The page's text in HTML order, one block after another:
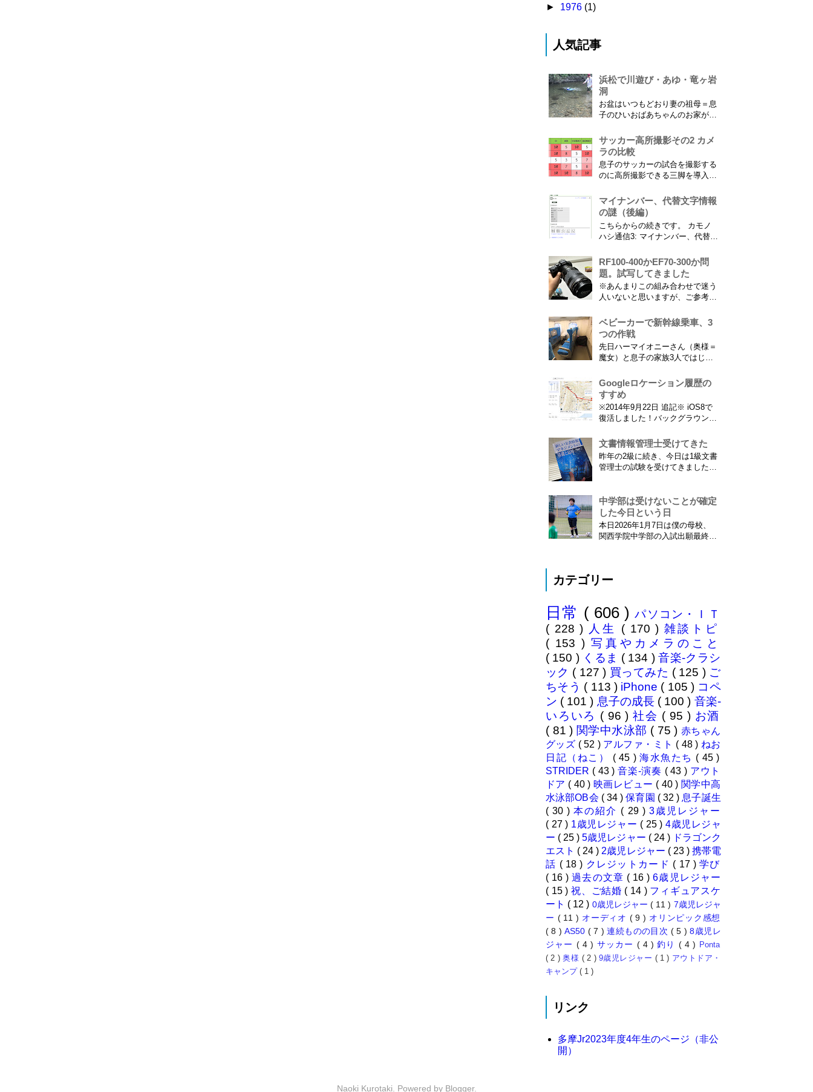
► 1976 (1)
人気記事
浜松で川遊び・あゆ・竜ヶ岩
洞
お盆はいつもどおり妻の祖母＝息
子のひいおばあちゃんのお家があ
ばあちゃんがご健在なのはとって
もありがたいことです。 5歳vs88
歳 ひいおばあちゃんとの対決！
カモノハシ通信3 神宮寺川で水遊
び、下の方に動画も付けてます
サッカー高所撮影その2 カメ
ラの比較
息子のサッカーの試合を撮影する
のに高所撮影できる三脚を導入し
さからフィールド全体（少年用な
ので大人用の半分の大きさです）
を撮影できればカメラを放置して
の撮影ができますし、選手のポジ
ショニングを俯瞰で見てあとから
問題...
マイナンバー、代替文字情報
の謎（後編）
こちらからの続きです。 カモノ
ハシ通信3: マイナンバー、代替文
供の名前に使える漢字には制限が
あります。たまに使える漢字が増
えたり減ったりしてニュースにな
ってますよね。（2015年１月には
「巫」の字が人名漢字に追加され
RF100-400かEF70-300か問
題。試写してきました
※あんまりこの組み合わせで迷う
人いないと思いますが、ご参考に
とにご注意ください。 息子がサ
ッカーを始めたことで望遠レンズ
をつけての撮影機会がまた増えて
きました。使っているのは EF70-
300mm F4-5.6 IS USM というレ
ベビーカーで新幹線乗車、3
つの作戦
先日ハーマイオニーさん（奥様＝
魔女）と息子の家族3人ではじめ
た。息子はまだ8ヶ月なので基本
ヒザの上なのですが、問題はベビ
ーカーをどうするか。色々事前に
調べたことと、実際に乗ってわか
ったことをご報告いたします！ ※
ので...
Googleロケーション履歴の
すすめ
※2014年9月22日 追記※ iOS8で
復活しました！バックグラウンド
iPhone 6 Plusで確認しました。
カモノハシ通信3: Googleロケー
ション履歴がiOS8で復活！
※2013年11月8日 追記※ 残念な
文書情報管理士受けてきた
昨年の2級に続き、今日は1級文書
管理士の試験を受けてきました。
かしい…。 ※後日追記※ 無事合
格してました。しかも成績が上位
3名以内？とかで表彰してもらい
ました\( ˆoˆ )/ 文書の取り扱いや
中学部は受けないことが確定
した今日という日
本日2026年1月7日は僕の母校、
関西学院中学部の入試出願最終日
分の息子が12歳になったら母校中
その可能性がほぼなくなったこと
は...
カテゴリー
日常 ( 606 )パソコン・ＩＴ
( 228 ) 人生 ( 170 ) 雑談トピ
( 153 ) 写真やカメラのこと
( 150 ) くるま ( 134 )音楽-クラシ
ック ( 127 ) 買ってみた ( 125 ) ご
ちそう ( 113 ) iPhone ( 105 ) コペ
ン ( 101 ) 息子の成長 ( 100 ) 音楽-
いろいろ ( 96 )社会 ( 95 ) お酒
( 81 ) 関学中水泳部 ( 75 ) 赤ちゃん
グッズ ( 52 ) アルファ・ミト ( 48 ) ねお
日記（ねこ） ( 45 ) 海水魚たち ( 45 )
STRIDER ( 43 )音楽-演奏 ( 43 ) アウト
ドア ( 40 ) 映画レビュー ( 40 ) 関学中高
水泳部OB会 ( 34 )保育園 ( 32 ) 息子誕生
( 30 )本の紹介 ( 29 ) 3歳児レジャー
( 27 ) 1歳児レジャー ( 25 ) 4歳児レジャ
ー ( 25 )5歳児レジャー ( 24 ) ドラゴンク
エスト ( 24 ) 2歳児レジャー ( 23 ) 携帯電
話 ( 18 ) クレジットカード ( 17 )学び
( 16 )過去の文章 ( 16 )6歳児レジャー
( 15 )祝、ご結婚 ( 14 ) フィギュアスケ
ート ( 12 ) 0歳児レジャー( 11 ) 7歳児レジャ
ー ( 11 ) オーディオ ( 9 ) オリンピック感想
( 8 )AS50 ( 7 )連続ものの目次 ( 5 )8歳児レ
ジャー ( 4 ) サッカー ( 4 )釣り ( 4 ) Ponta
( 2 )奥様 ( 2 )9歳児レジャー ( 1 ) アウトドア・
キャンプ ( 1 )
リンク
多摩Jr2023年度4年生のページ（非公
開）
Naoki Kurotaki. Powered by Blogger.